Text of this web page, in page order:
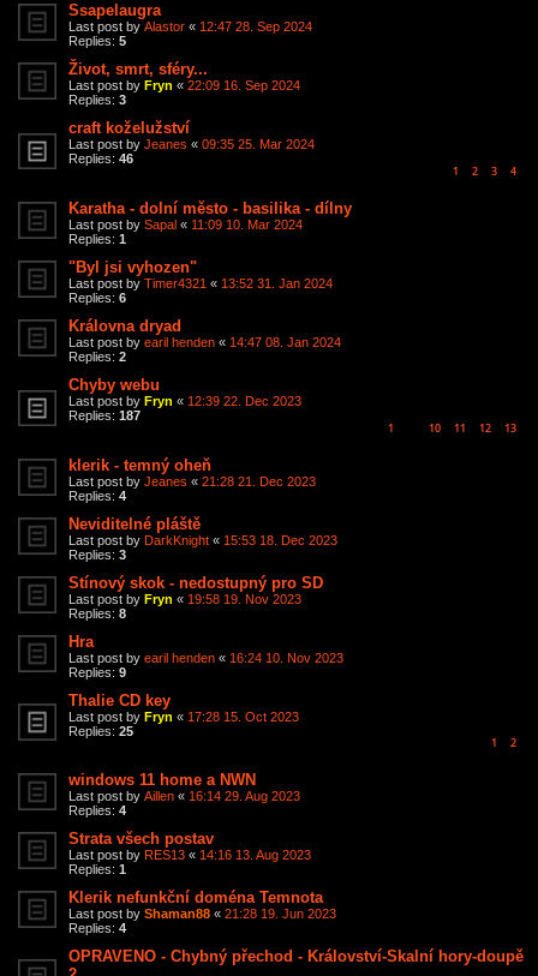
Ssapelaugra
Last post by Alastor « 12:47 28. Sep 2024
Replies: 5
Život, smrt, sféry...
Last post by Fryn « 22:09 16. Sep 2024
Replies: 3
craft koželužství
Last post by Jeanes « 09:35 25. Mar 2024
Replies: 46
1 2 3 4
Karatha - dolní město - basilika - dílny
Last post by Sapal « 11:09 10. Mar 2024
Replies: 1
"Byl jsi vyhozen"
Last post by Timer4321 « 13:52 31. Jan 2024
Replies: 6
Královna dryad
Last post by earil henden « 14:47 08. Jan 2024
Replies: 2
Chyby webu
Last post by Fryn « 12:39 22. Dec 2023
Replies: 187
1 10 11 12 13
klerik - temný oheň
Last post by Jeanes « 21:28 21. Dec 2023
Replies: 4
Neviditelné pláště
Last post by DarkKnight « 15:53 18. Dec 2023
Replies: 3
Stínový skok - nedostupný pro SD
Last post by Fryn « 19:58 19. Nov 2023
Replies: 8
Hra
Last post by earil henden « 16:24 10. Nov 2023
Replies: 9
Thalie CD key
Last post by Fryn « 17:28 15. Oct 2023
Replies: 25
1 2
windows 11 home a NWN
Last post by Aillen « 16:14 29. Aug 2023
Replies: 4
Strata všech postav
Last post by RES13 « 14:16 13. Aug 2023
Replies: 1
Klerik nefunkční doména Temnota
Last post by Shaman88 « 21:28 19. Jun 2023
Replies: 4
OPRAVENO - Chybný přechod - Království-Skalní hory-doupě